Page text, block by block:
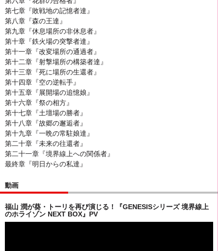
第七章『敗戦地の記憶者達』
第八章『森の王達』
第九章『休息場所の非休息者』
第十章『鉄火場の突撃者達』
第十一章『改変場所の通過者』
第十二章『射撃場所の構築者達』
第十三章『死に場所の生還者』
第十四章『空の逆転手』
第十五章『展開場の追憶娘』
第十六章『祭の相方』
第十七章『土壇場の勝者』
第十八章『故郷の邂逅者』
第十九章『一晩の常駐娘達』
第二十章『未来の往還者』
第二十一章『境界線上への関係者』
最終章『明日からの私達』
動画
福山 潤が葵・トーリを再び演じる！『GENESISシリーズ 境界線上
のホライゾン NEXT BOX』PV